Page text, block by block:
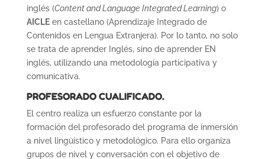
inglés (Content and Language Integrated Learning) o
AICLEen castellano (Aprendizaje Integrado de
Contenidos en Lengua Extranjera). Por lo tanto, no solo
se trata de aprender Inglés, sino de aprender EN
inglés, utilizando una metodología participativa y
comunicativa.
PROFESORADO CUALIFICADO.
El centro realiza un esfuerzo constante por la
formación del profesorado del programa de inmersión
a nivel lingüístico y metodológico. Para ello organiza
grupos de nivel y conversación con el objetivo de